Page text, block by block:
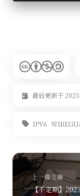
最后更新于
IPV6
上一篇文章